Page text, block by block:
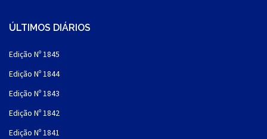
ÚLTIMOS DIÁRIOS
Edição Nº 1845
Edição Nº 1844
Edição Nº 1843
Edição Nº 1842
Edição Nº 1841